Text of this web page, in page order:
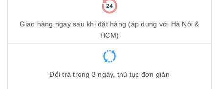
Giao hàng ngay sau khi đặt hàng (áp dụng với Hà Nội &
HCM)
Đổi trả trong 3 ngày, thủ tục đơn giản